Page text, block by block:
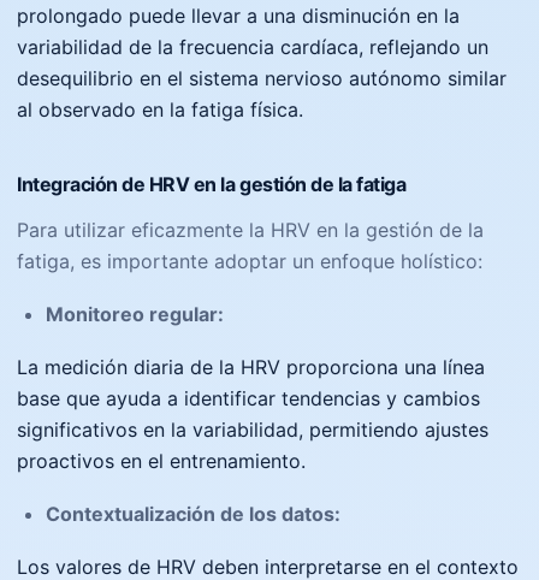
prolongado puede llevar a una disminución en la
variabilidad de la frecuencia cardíaca, reflejando un
desequilibrio en el sistema nervioso autónomo similar
al observado en la fatiga física.
Integración de HRV en la gestión de la fatiga
Para utilizar eficazmente la HRV en la gestión de la
fatiga, es importante adoptar un enfoque holístico:
Monitoreo regular:
La medición diaria de la HRV proporciona una línea
base que ayuda a identificar tendencias y cambios
significativos en la variabilidad, permitiendo ajustes
proactivos en el entrenamiento.
Contextualización de los datos:
Los valores de HRV deben interpretarse en el contexto